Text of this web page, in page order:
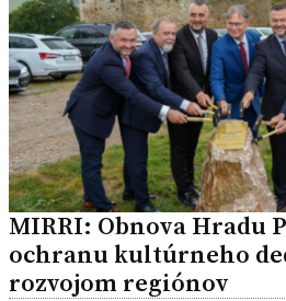
MIRRI: Obnova Hradu
ochranu kultúrneho
rozvojom regiónov